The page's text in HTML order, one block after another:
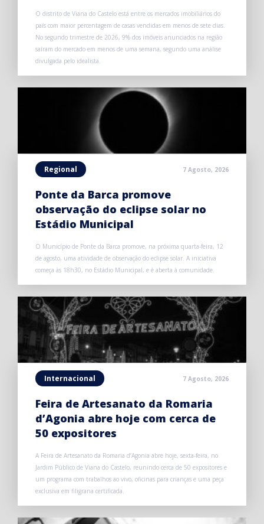
O distrito de Viana do Castelo está entre os mercados imobiliários do
país com maior percentagem de casas vendidas em menos de sete dias.
No segundo trimestre de 2026, 9% dos imóveis anunciados na região
saíram do mercado em menos de uma semana, segundo uma análise
divulgada pelo idealista.
Regional 7 Agosto, 2026
Ponte da Barca promove
observação do eclipse solar no
Estádio Municipal
O Município de Ponte da Barca promove, na próxima quarta-feira, 12
de agosto, uma atividade de observação do eclipse solar. A iniciativa
começa às 18h30, no Estádio Municipal, e é aberta à comunidade.
Internacional 7 Agosto, 2026
Feira de Artesanato da Romaria
d’Agonia abre hoje com cerca de
50 expositores
A Feira de Artesanato da Romaria d’Agonia abre hoje, sexta-feira, no
Jardim Público de Viana do Castelo, reunindo cerca de 50 expositores e
um programa com trabalhos ao vivo, oficinas para crianças e uma peça
exclusiva em filigrana certificada.